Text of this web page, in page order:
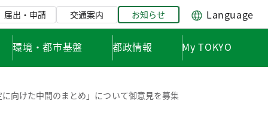
届出・申請 交通案内 お知らせ Language
環境・都市基盤 都政情報 My TOKYO
に向けた中間のまとめ」について御意見を募集